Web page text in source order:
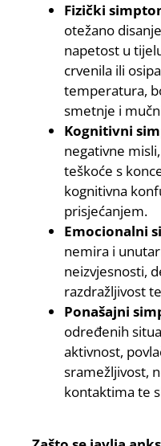
Fizički
otežano
napetost u
crvenila ili
temperatura,
smetnje i
Kognitivni
negativne
teškoće s
kognitivna
prisjećanjem.
Emocionalni
nemira i
neizvjesnosti,
razdražljivost
Ponašajni
određenih
aktivnost,
sramežljivost,
kontaktima te